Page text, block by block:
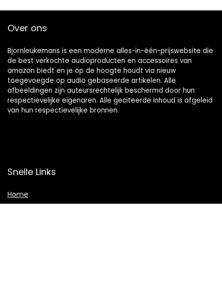
Over ons
Bjornleukemans is een moderne alles-in-één-prijswebsite die
de best verkochte audioproducten en accessoires van
amazon biedt en je op de hoogte houdt via nieuw
toegevoegde op audio gebaseerde artikelen. Alle
afbeeldingen zijn auteursrechtelijk beschermd door hun
respectievelijke eigenaren. Alle geciteerde inhoud is afgeleid
van hun respectievelijke bronnen.
Snelle Links
Home